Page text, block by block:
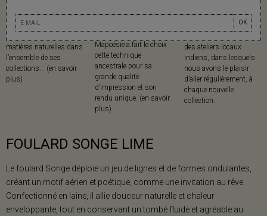
OK
MATIÈRES
Mapoésie privilégie les
matières naturelles dans
l’ensemble de ses
collections... (en savoir
plus)
IMPRESSION AU
Mapoésie a fait le choix
cette technique
ancestrale pour sa
grande qualité
d’impression et son
rendu unique. (en savoir
plus)
MADE IN
des ateliers locaux
indiens, dans lesquels
nous avons le plaisir
d’aller régulièrement, à
chaque nouvelle
collection.
FOULARD SONGE LIME
Le foulard Songe déploie un jeu de lignes et de formes ondulantes,
créant un motif aérien et poétique, comme une invitation au rêve.
Confectionné en laine, il allie douceur naturelle et chaleur
enveloppante, tout en conservant un tombé fluide et agréable au